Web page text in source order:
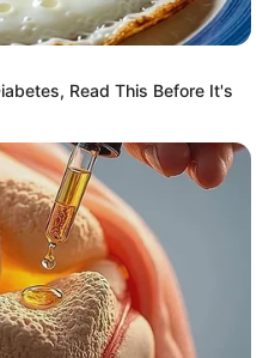
Read This Before It's